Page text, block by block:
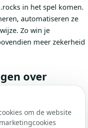
in het spel komen.
automatiseren ze
Zo win je
meer zekerheid
over
digitalisering voor uw
om de website